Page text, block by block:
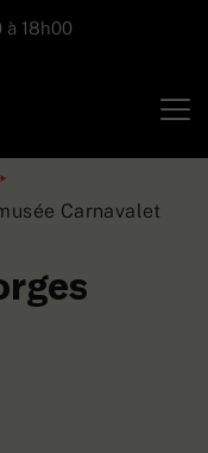
à 18h00
Carnavalet